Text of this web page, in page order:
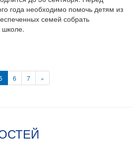
года необходимо помочь детям из
семей собрать
6 7 »